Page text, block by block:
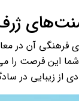
فرهنگی آن در
شما این فرصت را
از زیبایی در